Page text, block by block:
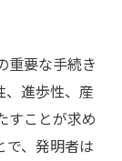
ト
重要な手続き
、進歩性、産
すことが求め
で、発明者は